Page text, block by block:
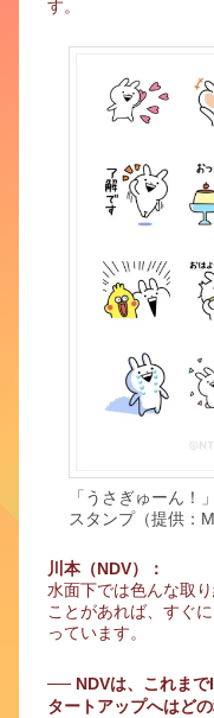
す。
「うさぎゅーん！
スタンプ（提供：
川本（NDV）：
水面下では色んな取
ことがあれば、すぐ
っています。
── NDVは、これまで
タートアップへはど